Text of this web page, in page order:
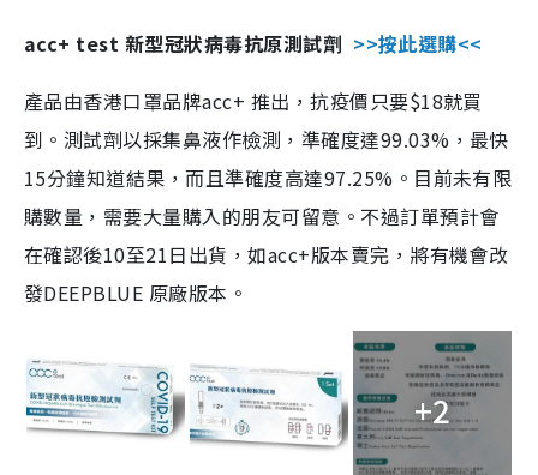
acc+ test 新型冠狀病毒抗原測試劑 >>按此選購<<
產品由香港口罩品牌acc+ 推出，抗疫價只要$18就買
到。測試劑以採集鼻液作檢測，準確度達99.03%，最快
15分鐘知道結果，而且準確度高達97.25%。目前未有限
購數量，需要大量購入的朋友可留意。不過訂單預計會
在確認後10至21日出貨，如acc+版本賣完，將有機會改
發DEEPBLUE 原廠版本。
+2